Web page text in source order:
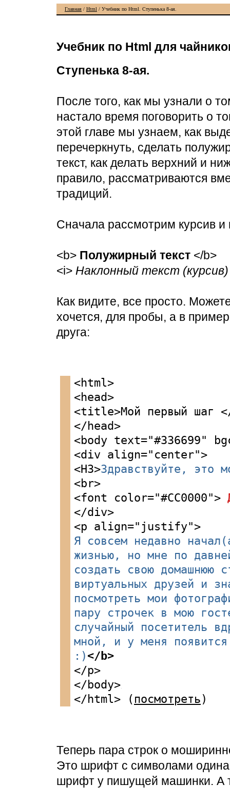
Главная / Html / Учебник по Html. Ступенька 8-ая.
Учебник по Html для
Ступенька 8-ая.
После того, как мы узнали о
настало время поговорить о
этой главе мы узнаем, как
перечеркнуть, сделать
текст, как делать верхний и
правило, рассматриваются
традиций.
Сначала рассмотрим курсив и
<b> Полужирный текст </b>
<i> Наклонный текст (курсив)
Как видите, все просто.
хочется, для пробы, а в
друга:
<html>
<head>
<title>Мой первый шаг
</head>
<body text="#336699"
<div align="center">
<H3>Здравствуйте, это
<br>
<font color="#CC0000">
</div>
<p align="justify">
Я совсем недавно
жизнью, но мне по
создать свою домашнюю
виртуальных друзей и
посмотреть мои
пару строчек в мою
случайный посетитель
мной, и у меня
:) </b>
</p>
</body>
</html> ( посмотреть )
Теперь пара строк о
Это шрифт с символами
шрифт у пишущей машинки. А